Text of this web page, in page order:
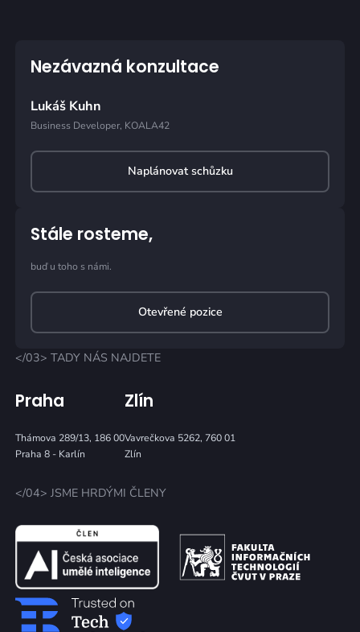
</03> TADY NÁS NAJDETE
Praha
Thámova 289/13, 186 00
Praha 8 - Karlín
Zlín
Vavrečkova 5262, 760 01
Zlín
</04> JSME HRDÝMI ČLENY
Nezávazná konzultace
Lukáš Kuhn
Business Developer, KOALA42
Naplánovat schůzku
Stále rosteme,
buď u toho s námi.
Otevřené pozice